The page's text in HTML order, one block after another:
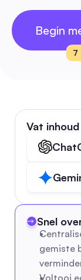
Begin
7
Vat
Snel
gemiste
Voltooi